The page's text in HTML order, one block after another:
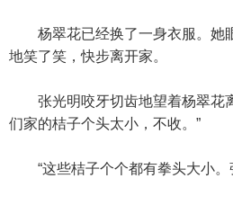
杨翠花已经换了一身衣服。她
地笑了笑，快步离开家。
张光明咬牙切齿地望着杨翠花
们家的桔子个头太小，不收。”
“这些桔子个个都有拳头大小。